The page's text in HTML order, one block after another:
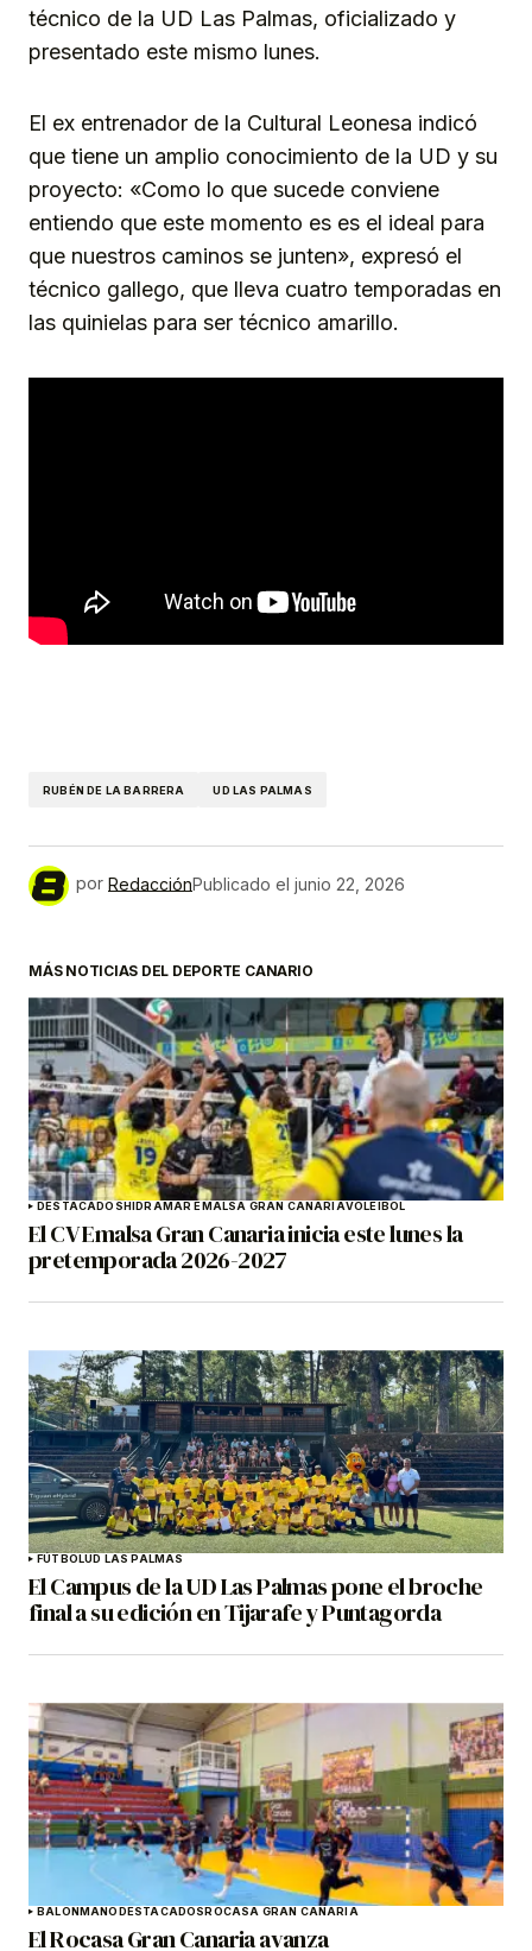
técnico de la UD Las Palmas, oficializado y
presentado este mismo lunes.
El ex entrenador de la Cultural Leonesa indicó
que tiene un amplio conocimiento de la UD y su
proyecto: «Como lo que sucede conviene
entiendo que este momento es es el ideal para
que nuestros caminos se junten», expresó el
técnico gallego, que lleva cuatro temporadas en
las quinielas para ser técnico amarillo.
RUBÉN DE LA BARRERA UD LAS PALMAS
por RedacciónPublicado el junio 22, 2026
MÁS NOTICIAS DEL DEPORTE CANARIO
DESTACADOSHIDRAMAR EMALSA GRAN CANARIAVOLEIBOL
El CV Emalsa Gran Canaria inicia este lunes la
pretemporada 2026-2027
FÚTBOLUD LAS PALMAS
El Campus de la UD Las Palmas pone el broche
final a su edición en Tijarafe y Puntagorda
BALONMANODESTACADOSROCASA GRAN CANARIA
El Rocasa Gran Canaria avanza